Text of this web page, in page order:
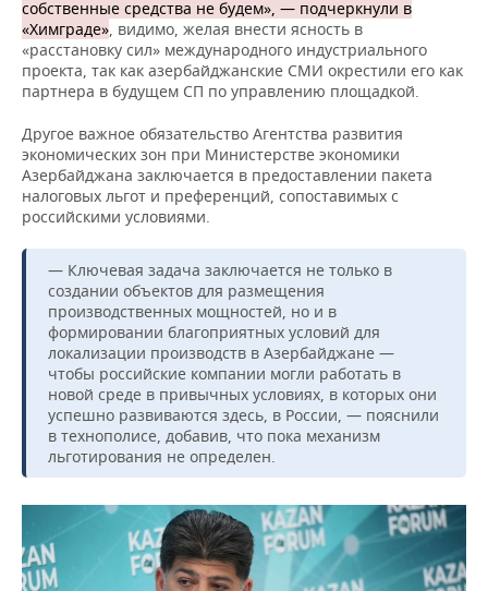
собственные средства не будем», — подчеркнули в
«Химграде», видимо, желая внести ясность в
«расстановку сил» международного индустриального
проекта, так как азербайджанские СМИ окрестили его как
партнера в будущем СП по управлению площадкой.
Другое важное обязательство Агентства развития
экономических зон при Министерстве экономики
Азербайджана заключается в предоставлении пакета
налоговых льгот и преференций, сопоставимых с
российскими условиями.
— Ключевая задача заключается не только в
создании объектов для размещения
производственных мощностей, но и в
формировании благоприятных условий для
локализации производств в Азербайджане —
чтобы российские компании могли работать в
новой среде в привычных условиях, в которых они
успешно развиваются здесь, в России, — пояснили
в технополисе, добавив, что пока механизм
льготирования не определен.